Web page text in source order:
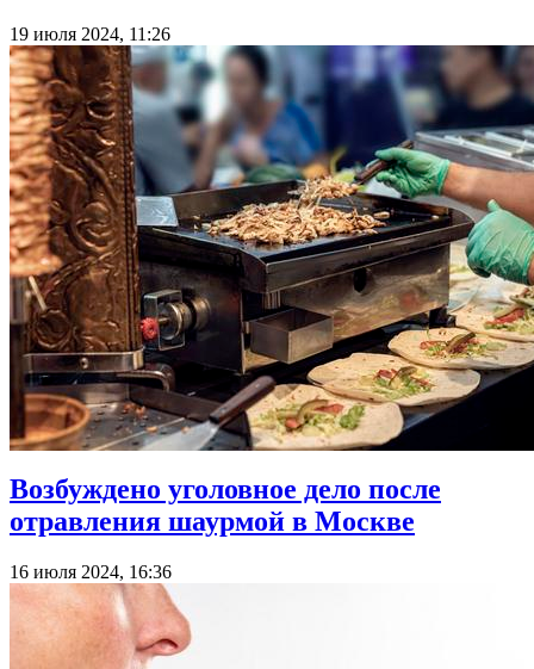
19 июля 2024, 11:26
Возбуждено уголовное дело после
отравления шаурмой в Москве
16 июля 2024, 16:36